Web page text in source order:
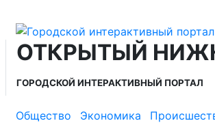
ОТКРЫТЫЙ
ГОРОДСКОЙ ИНТЕРАКТИВНЫЙ ПОРТАЛ
Общество Экономика